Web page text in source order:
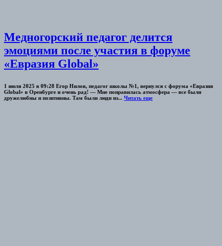
Медногорский педагог делится
эмоциями после участия в форуме
«Евразия Global»
1 июля 2025 в 09:28 Егор Нилов, педагог школы №1, вернулся с форума «Евразия
Global» в Оренбурге и очень рад! — Мне понравилась атмосфера — все были
дружелюбны и позитивны. Там были люди из... Читать еще